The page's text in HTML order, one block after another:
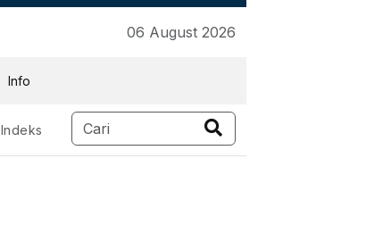
06 August 2026
Info
Indeks